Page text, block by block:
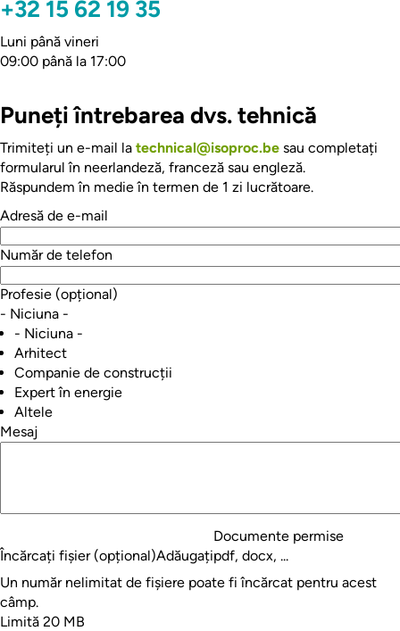
+32 15 62 19 35
Luni până vineri
09:00 până la 17:00
Puneți întrebarea dvs. tehnică
Trimiteți un e-mail la technical@isoproc.be sau completați
formularul în neerlandeză, franceză sau engleză.
Răspundem în medie în termen de 1 zi lucrătoare.
Adresă de e-mail
Număr de telefon
Profesie (opțional)
- Niciuna -
- Niciuna -
Arhitect
Companie de construcții
Expert în energie
Altele
Mesaj
Încărcați fișier (opțional)Adăugați
Documente permise
pdf, docx, ...
Un număr nelimitat de fișiere poate fi încărcat pentru acest
câmp.
Limită 20 MB